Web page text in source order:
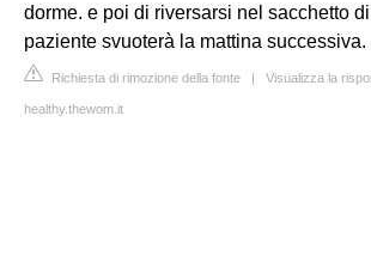
dorme. e poi di riversarsi nel sacchetto
paziente svuoterà la mattina successiva.
Richiesta di rimozione della fonte | Visualizza la
healthy.thewom.it